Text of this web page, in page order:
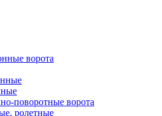
поворотные ворота
ролетные